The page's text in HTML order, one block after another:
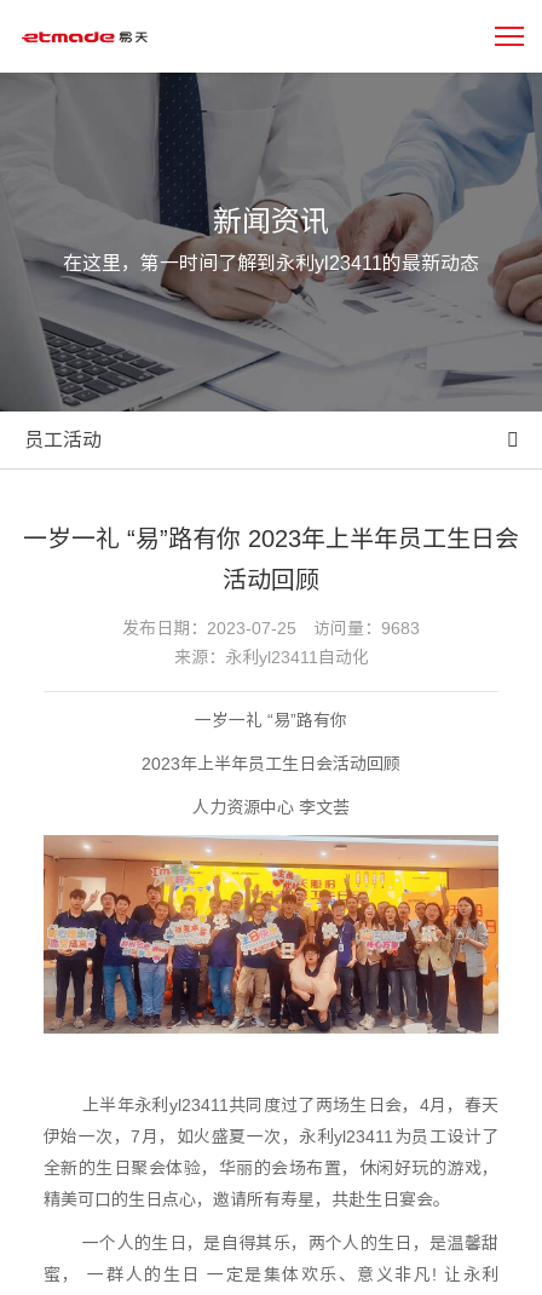
新闻资讯
在这里，第一时间了解到永利yl23411的最新动态
员工活动
一岁一礼 “易”路有你 2023年上半年员工生日会
活动回顾
发布日期：2023-07-25
访问量：9683
来源：永利yl23411自动化
一岁一礼 “易”路有你
2023年上半年员工生日会活动回顾
人力资源中心 李文荟
上半年永利yl23411共同度过了两场生日会，4月，春天
伊始一次，7月，如火盛夏一次，永利yl23411为员工设计了
全新的生日聚会体验，华丽的会场布置，休闲好玩的游戏，
精美可口的生日点心，邀请所有寿星，共赴生日宴会。
一个人的生日，是自得其乐，两个人的生日，是温馨甜
蜜， 一群人的生日 一定是集体欢乐、意义非凡! 让永利